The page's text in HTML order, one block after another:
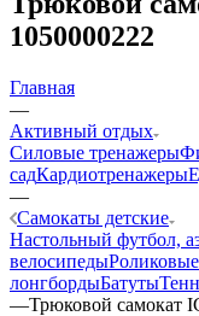
1050000222
Главная
—
Активный отдых
Силовые тренажеры
садКардиотренажеры
—
Самокаты детские
Настольный футбол,
велосипеды
лонгбордыБатуты
—Трюковой самокат